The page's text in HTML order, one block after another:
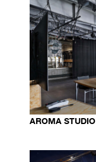
AROMA STUDIO